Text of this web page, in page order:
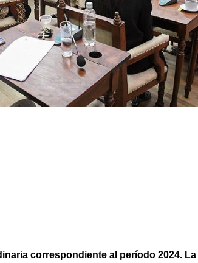
correspondiente al período 2024.